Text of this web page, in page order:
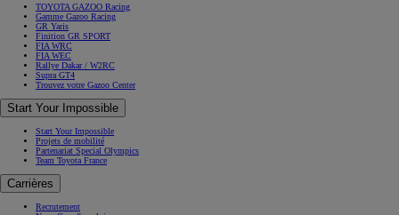
TOYOTA GAZOO Racing
Gamme Gazoo Racing
GR Yaris
Finition GR SPORT
FIA WRC
FIA WEC
Rallye Dakar / W2RC
Supra GT4
Trouvez votre Gazoo Center
Start Your Impossible
Start Your Impossible
Projets de mobilité
Partenariat Special Olympics
Team Toyota France
Carrières
Recrutement